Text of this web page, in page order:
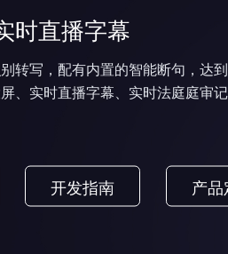
时直播字幕
转写，配有内置的智能断句，达
、实时直播字幕、实时法庭庭审
开发指南 产